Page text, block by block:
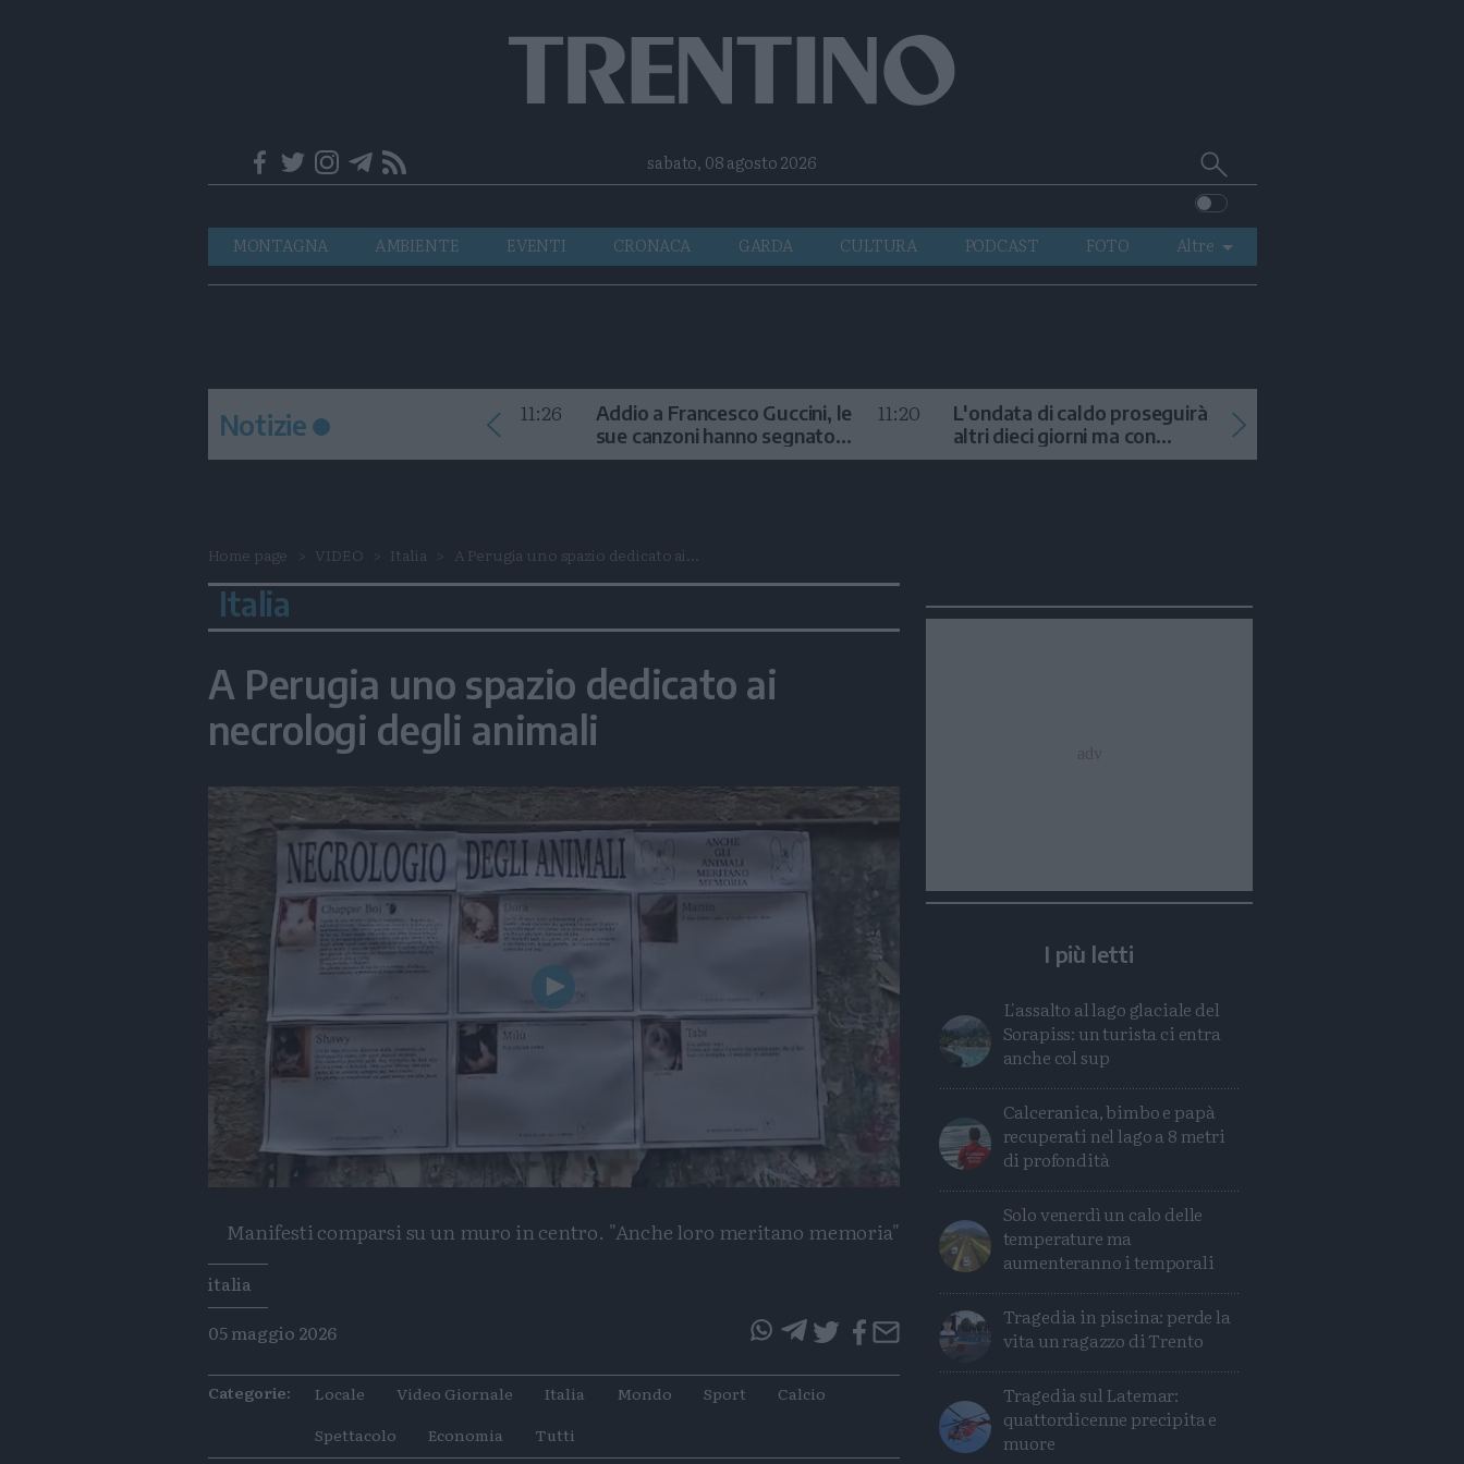
Telegram
RSSsabato, 08 agosto 2026 Cerca
su
Trentino
Navigazione
principale
MONTAGNA AMBIENTE EVENTI CRONACA GARDA CULTURA PODCAST FOTO
Altre
VIDEO
Notizie 11:26
Addio a Francesco Guccini, le
sue canzoni hanno segnato
la storia
11:20
L'ondata di caldo proseguirà
altri dieci giorni ma con
temporali
Home page VIDEO Italia A Perugia uno spazio dedicato ai...
Italia
A Perugia uno spazio dedicato ai
necrologi degli animali
Play
Manifesti comparsi su un muro in centro. "Anche loro meritano memoria"
Tags
italia
05 maggio 2026
Condividi
articolo
Condividi
articolo
TwitterCondividi
Mail
Categorie: Locale Video Giornale Italia Mondo Sport
Calcio
Spettacolo
Economia Tutti
I più letti
L'assalto al lago glaciale del
Sorapiss: un turista ci entra
anche col sup
Calceranica, bimbo e papà
recuperati nel lago a 8 metri
di profondità
Solo venerdì un calo delle
temperature ma
aumenteranno i temporali
Tragedia in piscina: perde la
vita un ragazzo di Trento
Tragedia sul Latemar:
quattordicenne precipita e
muore